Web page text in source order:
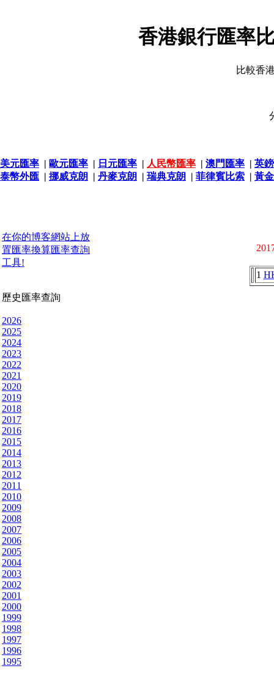
香港銀行匯率
比較香
美元匯率 | 歐元匯率 | 日元匯率 | 人民幣匯率 | 澳門匯率 | 英
泰幣外匯 | 挪威克朗 | 丹麥克朗 | 瑞典克朗 | 菲律賓比索 | 黃
在你的博客網站上放
置匯率換算匯率查詢
工具!
歷史匯率查詢
2026
2025
2024
2023
2022
2021
2020
2019
2018
2017
2016
2015
2014
2013
2012
2011
2010
2009
2008
2007
2006
2005
2004
2003
2002
2001
2000
1999
1998
1997
1996
1995
1